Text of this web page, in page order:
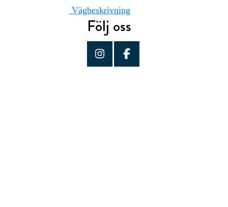
Vägbeskrivning
Följ oss